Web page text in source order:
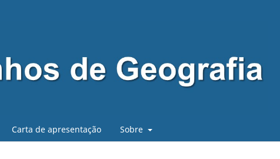
Carta de apresentação Sobre